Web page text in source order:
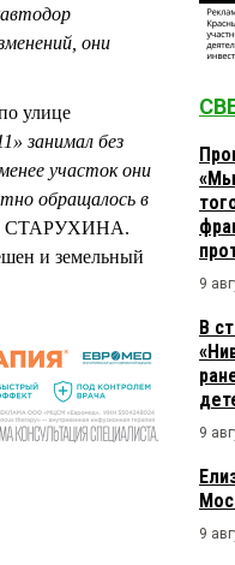
они
улице
занимал без
участок они
обращалось в
СТАРУХИНА.
и земельный
«Мы
9
В
9
9